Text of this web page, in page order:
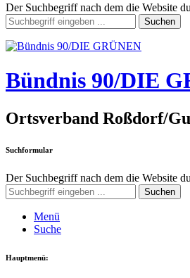
Der Suchbegriff nach dem die Website
Suchen
Bündnis 90/DIE
Ortsverband Roßdorf/
Suchformular
Der Suchbegriff nach dem die Website
Suchen
Menü
Suche
Hauptmenü: